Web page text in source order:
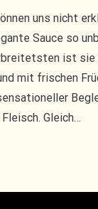
uns nicht
Sauce so
ist sie
mit frischen
Gleich…